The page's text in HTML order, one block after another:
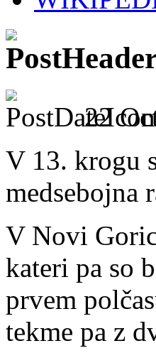
22
V 13. krogu
medsebojna
V Novi
kateri pa so
prvem
tekme pa z